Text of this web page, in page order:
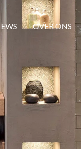
OVER ONS